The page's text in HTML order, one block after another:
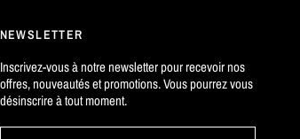
NEWSLETTER
Inscrivez-vous à notre newsletter pour recevoir nos
offres, nouveautés et promotions. Vous pourrez vous
désinscrire à tout moment.